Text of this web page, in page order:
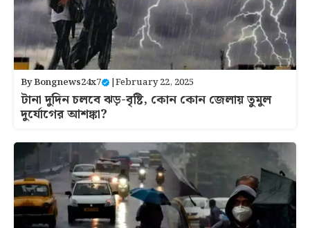
ByBongnews24x7 |February 22, 2025
টানা দুদিন চলবে ঝড়-বৃষ্টি, কোন কোন জেলায় তুমুল
দুর্যোগের আশঙ্কা?